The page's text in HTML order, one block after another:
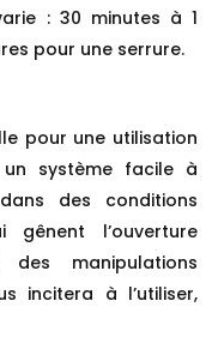
: 30 minutes à 1
pour une serrure.
pour une utilisation
un système facile à
des conditions
l’ouverture
manipulations
incitera à l’utiliser,